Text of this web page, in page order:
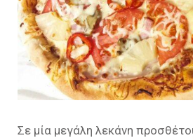
Σε μία μεγάλη λεκάνη